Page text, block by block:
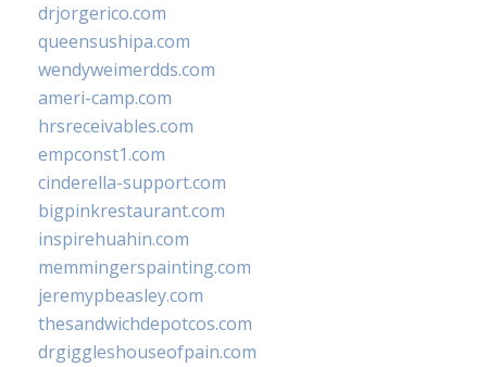
drjorgerico.com
queensushipa.com
wendyweimerdds.com
ameri-camp.com
hrsreceivables.com
empconst1.com
cinderella-support.com
bigpinkrestaurant.com
inspirehuahin.com
memmingerspainting.com
jeremypbeasley.com
thesandwichdepotcos.com
drgiggleshouseofpain.com